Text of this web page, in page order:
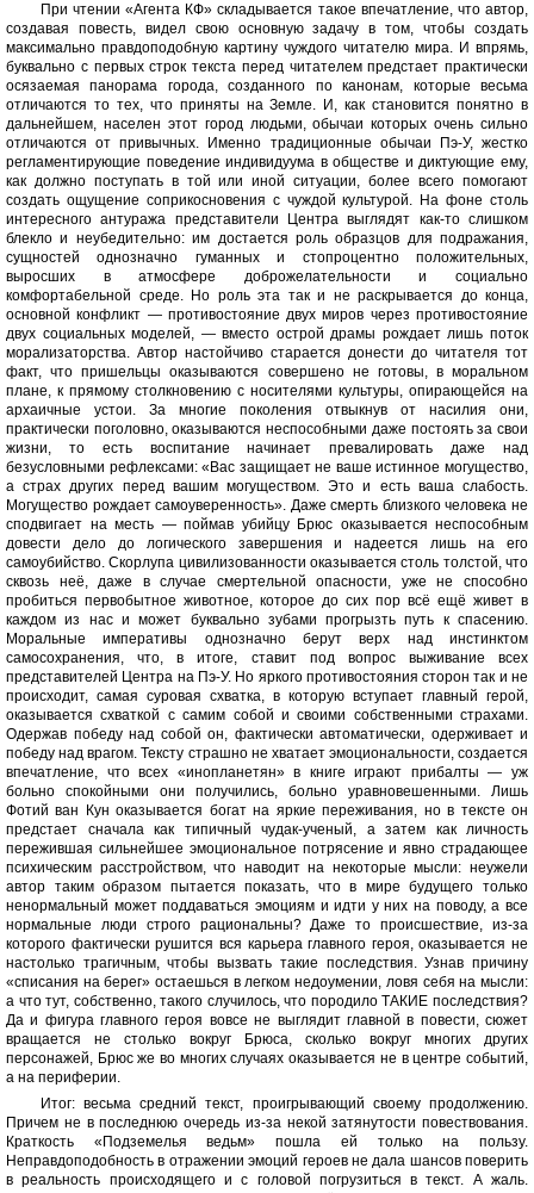
При чтении «Агента КФ» складывается такое впечатление, что автор,
создавая повесть, видел свою основную задачу в том, чтобы создать
максимально правдоподобную картину чуждого читателю мира. И впрямь,
буквально с первых строк текста перед читателем предстает практически
осязаемая панорама города, созданного по канонам, которые весьма
отличаются то тех, что приняты на Земле. И, как становится понятно в
дальнейшем, населен этот город людьми, обычаи которых очень сильно
отличаются от привычных. Именно традиционные обычаи Пэ-У, жестко
регламентирующие поведение индивидуума в обществе и диктующие ему,
как должно поступать в той или иной ситуации, более всего помогают
создать ощущение соприкосновения с чуждой культурой. На фоне столь
интересного антуража представители Центра выглядят как-то слишком
блекло и неубедительно: им достается роль образцов для подражания,
сущностей однозначно гуманных и стопроцентно положительных,
выросших в атмосфере доброжелательности и социально
комфортабельной среде. Но роль эта так и не раскрывается до конца,
основной конфликт — противостояние двух миров через противостояние
двух социальных моделей, — вместо острой драмы рождает лишь поток
морализаторства. Автор настойчиво старается донести до читателя тот
факт, что пришельцы оказываются совершено не готовы, в моральном
плане, к прямому столкновению с носителями культуры, опирающейся на
архаичные устои. За многие поколения отвыкнув от насилия они,
практически поголовно, оказываются неспособными даже постоять за свои
жизни, то есть воспитание начинает превалировать даже над
безусловными рефлексами: «Вас защищает не ваше истинное могущество,
а страх других перед вашим могуществом. Это и есть ваша слабость.
Могущество рождает самоуверенность». Даже смерть близкого человека не
сподвигает на месть — поймав убийцу Брюс оказывается неспособным
довести дело до логического завершения и надеется лишь на его
самоубийство. Скорлупа цивилизованности оказывается столь толстой, что
сквозь неё, даже в случае смертельной опасности, уже не способно
пробиться первобытное животное, которое до сих пор всё ещё живет в
каждом из нас и может буквально зубами прогрызть путь к спасению.
Моральные императивы однозначно берут верх над инстинктом
самосохранения, что, в итоге, ставит под вопрос выживание всех
представителей Центра на Пэ-У. Но яркого противостояния сторон так и не
происходит, самая суровая схватка, в которую вступает главный герой,
оказывается схваткой с самим собой и своими собственными страхами.
Одержав победу над собой он, фактически автоматически, одерживает и
победу над врагом. Тексту страшно не хватает эмоциональности, создается
впечатление, что всех «инопланетян» в книге играют прибалты — уж
больно спокойными они получились, больно уравновешенными. Лишь
Фотий ван Кун оказывается богат на яркие переживания, но в тексте он
предстает сначала как типичный чудак-ученый, а затем как личность
пережившая сильнейшее эмоциональное потрясение и явно страдающее
психическим расстройством, что наводит на некоторые мысли: неужели
автор таким образом пытается показать, что в мире будущего только
ненормальный может поддаваться эмоциям и идти у них на поводу, а все
нормальные люди строго рациональны? Даже то происшествие, из-за
которого фактически рушится вся карьера главного героя, оказывается не
настолько трагичным, чтобы вызвать такие последствия. Узнав причину
«списания на берег» остаешься в легком недоумении, ловя себя на мысли:
а что тут, собственно, такого случилось, что породило ТАКИЕ последствия?
Да и фигура главного героя вовсе не выглядит главной в повести, сюжет
вращается не столько вокруг Брюса, сколько вокруг многих других
персонажей, Брюс же во многих случаях оказывается не в центре событий,
а на периферии.
Итог: весьма средний текст, проигрывающий своему продолжению.
Причем не в последнюю очередь из-за некой затянутости повествования.
Краткость «Подземелья ведьм» пошла ей только на пользу.
Неправдоподобность в отражении эмоций героев не дала шансов поверить
в реальность происходящего и с головой погрузиться в текст. А жаль.